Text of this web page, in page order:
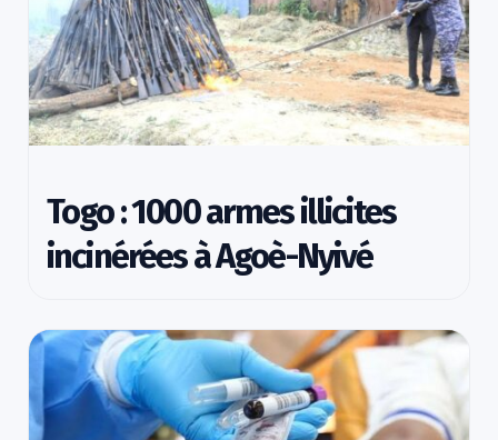
Togo : 1000 armes illicites
incinérées à Agoè-Nyivé